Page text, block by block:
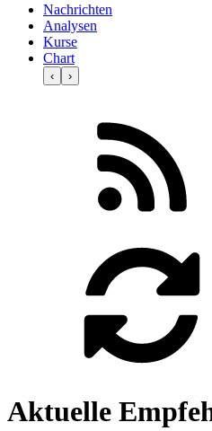
Nachrichten
Analysen
Kurse
Chart
‹ ›
Aktuelle